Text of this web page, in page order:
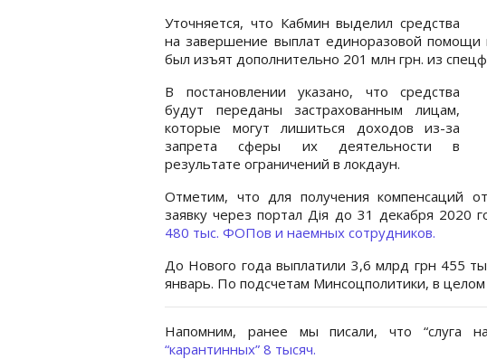
Уточняется, что Кабмин выделил средства
на завершение выплат единоразовой
был изъят дополнительно 201 млн грн. из
В постановлении указано, что средства
будут переданы застрахованным лицам,
которые могут лишиться доходов из-за
запрета сферы их деятельности в
результате ограничений в локдаун.
Отметим, что для получения компенсаций
заявку через портал Дія до 31 декабря 2020
480 тыс. ФОПов и наемных сотрудников.
До Нового года выплатили 3,6 млрд грн 455
январь. По подсчетам Минсоцполитики, в целом
Напомним, ранее мы писали, что “слуга
“карантинных” 8 тысяч.